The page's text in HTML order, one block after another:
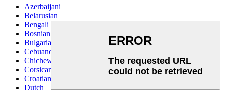
Azerbaijani
Belarusian
Bengali
Bosnian
Bulgarian
Cebuano
Chichewa
Corsican
Croatian
Dutch